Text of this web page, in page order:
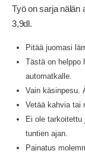
Työ on sarja nälän
3,9dl.
Pitää juomasi
Tästä on helppo
automatkalle.
Vain käsinpesu.
Vetää kahvia tai
Ei ole tarkoitettu
tuntien ajan.
Painatus